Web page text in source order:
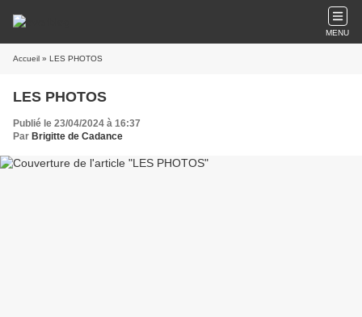
MENU
Accueil » LES PHOTOS
LES PHOTOS
Publié le 23/04/2024 à 16:37
Par Brigitte de Cadance